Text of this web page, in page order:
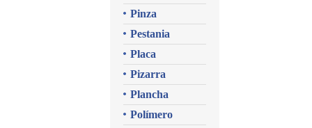
Pinza
Pestania
Placa
Pizarra
Plancha
Polímero